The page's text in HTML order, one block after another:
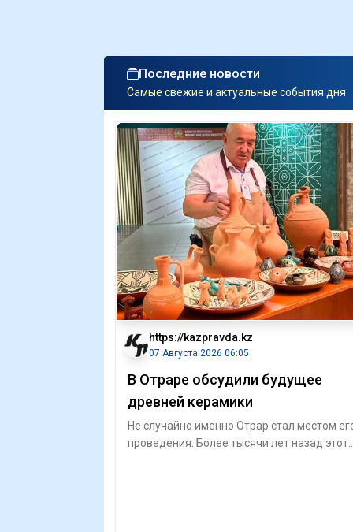
Последние новости
Самые свежие и актуальные события дня
https://kazpravda.kz
07 Августа 2026 06:05
В Отраре обсудили будущее
древней керамики
Не случайно именно Отрар стал местом
проведения. Более тысячи лет назад этот